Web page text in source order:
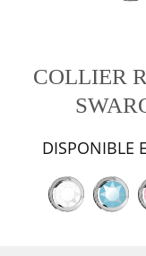
COLLIER
DISPONIBLE